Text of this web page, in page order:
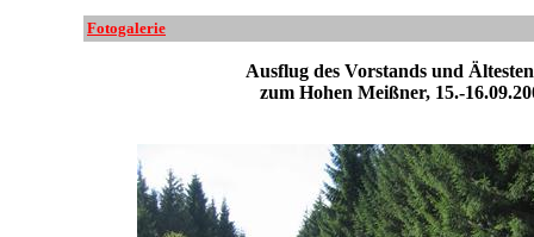
Fotogalerie
Ausflug des Vorstands und
zum Hohen Meißner, 15.-